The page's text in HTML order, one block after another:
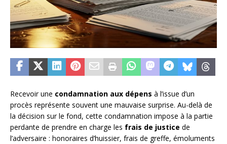
Recevoir une condamnation aux dépens à l’issue d’un
procès représente souvent une mauvaise surprise. Au-delà de
la décision sur le fond, cette condamnation impose à la partie
perdante de prendre en charge les frais de justice de
l’adversaire : honoraires d’huissier, frais de greffe, émoluments